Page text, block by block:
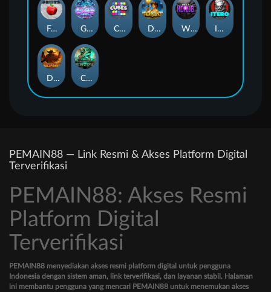
Frutz Gronk's Gems Cubes Dawn of Kings Wings of Horus ITERO
Duel at Dawn Cursed Crypt
PEMAIN88 — Link Resmi & Akses Platform Digital
Terverifikasi
PEMAIN88: Akses Resmi
Platform Digital
Terverifikasi
PEMAIN88 menyediakan akses resmi platform digital untuk pengguna
Indonesia dengan sistem aman, link terverifikasi, dan layanan stabil. Halaman
ini membantu pengguna yang mencari PEMAIN88 untuk menemukan akses